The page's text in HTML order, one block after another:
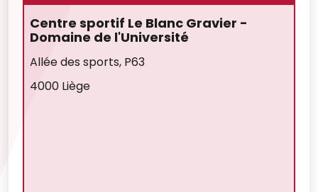
Centre sportif Le Blanc Gravier -
Domaine de l'Université
Allée des sports, P63
4000 Liège